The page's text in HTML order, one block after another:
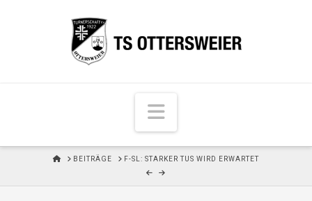
N
a
v
i
g
E
BEITRÄGE F-SL: STARKER TUS WIRD ERWARTET